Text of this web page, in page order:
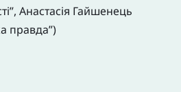
Анастасія Гайшенець
правда”)